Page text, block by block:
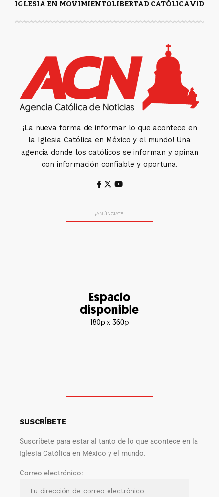
IGLESIA EN MOVIMIENTOLIBERTAD CATÓLICAVIDA
¡La nueva forma de informar lo que acontece en
la Iglesia Católica en México y el mundo! Una
agencia donde los católicos se informan y opinan
con información confiable y oportuna.
- ¡ANÚNCIATE! -
SUSCRÍBETE
Suscríbete para estar al tanto de lo que acontece en la
Iglesia Católica en México y el mundo.
Correo electrónico: